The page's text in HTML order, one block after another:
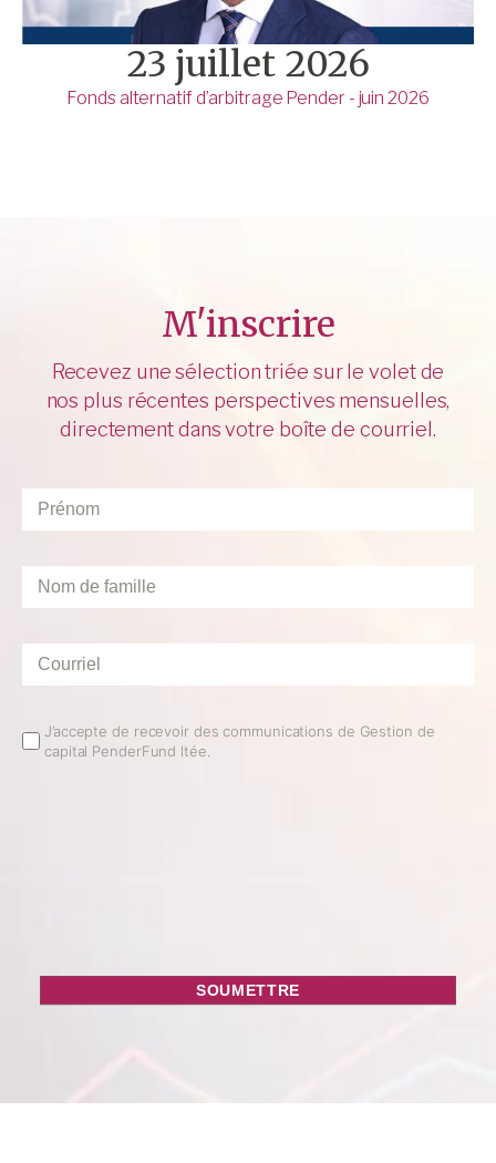
23 juillet 2026
Fonds alternatif d’arbitrage Pender - juin 2026
M'inscrire
Recevez une sélection triée sur le volet de
nos plus récentes perspectives mensuelles,
directement dans votre boîte de courriel.
Prénom*
Nom
Courriel*
Email
Opt
J’accepte de recevoir des communications de Gestion de
capital PenderFund ltée.